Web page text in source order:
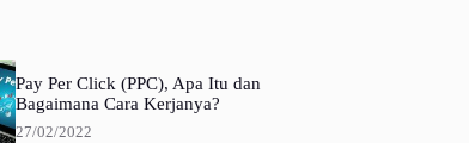
Pay Per Click (PPC), Apa Itu dan
Bagaimana Cara Kerjanya?
27/02/2022